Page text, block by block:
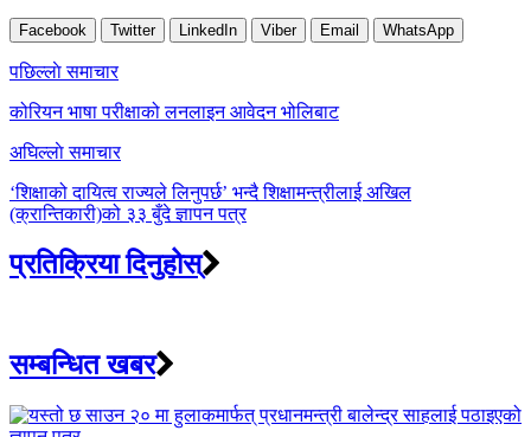
Facebook Twitter LinkedIn Viber Email WhatsApp
Post
navigation
पछिल्लाे समाचार
कोरियन भाषा परीक्षाको लनलाइन आवेदन भोलिबाट
अघिल्लाे समाचार
‘शिक्षाको दायित्व राज्यले लिनुपर्छ’ भन्दै शिक्षामन्त्रीलाई अखिल
(क्रान्तिकारी)को ३३ बुँदे ज्ञापन पत्र
प्रतिक्रिया दिनुहोस्
सम्बन्धित खबर